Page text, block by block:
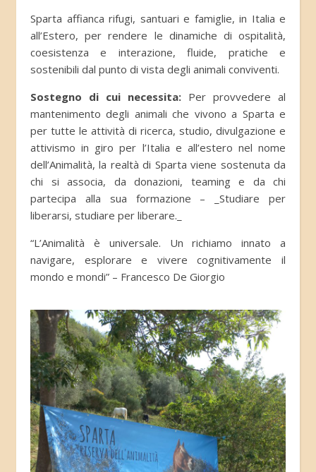
Sparta affianca rifugi, santuari e famiglie, in Italia e
all’Estero, per rendere le dinamiche di ospitalità,
coesistenza e interazione, fluide, pratiche e
sostenibili dal punto di vista degli animali conviventi.
Sostegno di cui necessita: Per provvedere al
mantenimento degli animali che vivono a Sparta e
per tutte le attività di ricerca, studio, divulgazione e
attivismo in giro per l’Italia e all’estero nel nome
dell’Animalità, la realtà di Sparta viene sostenuta da
chi si associa, da donazioni, teaming e da chi
partecipa alla sua formazione – _Studiare per
liberarsi, studiare per liberare._
“L’Animalità è universale. Un richiamo innato a
navigare, esplorare e vivere cognitivamente il
mondo e mondi” – Francesco De Giorgio